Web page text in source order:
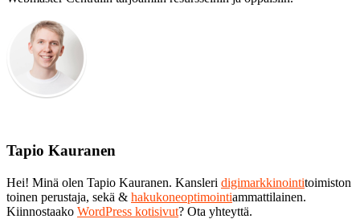
Tapio Kauranen
Hei! Minä olen Tapio Kauranen. Kansleri digimarkkinointitoimiston
toinen perustaja, sekä & hakukoneoptimointiammattilainen.
Kiinnostaako WordPress kotisivut? Ota yhteyttä.